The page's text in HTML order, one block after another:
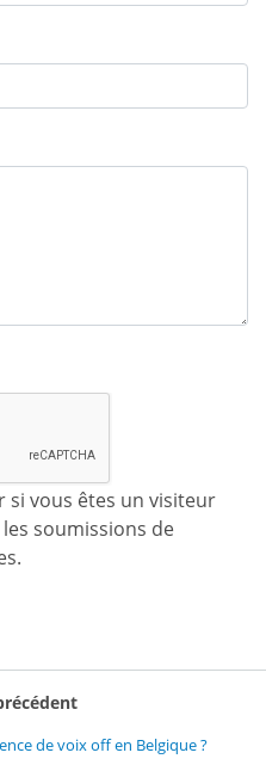
si vous êtes un visiteur
soumissions de
de voix off en Belgique ?